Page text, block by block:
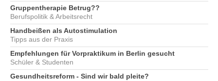
Gruppentherapie Betrug??
Berufspolitik & Arbeitsrecht
Handbeißen als Autostimulation
Tipps aus der Praxis
Empfehlungen für Vorpraktikum in Berlin gesucht
Schüler & Studenten
Gesundheitsreform - Sind wir bald pleite?